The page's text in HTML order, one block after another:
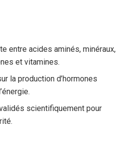
entre acides aminés, minéraux,
et vitamines.
la production d’hormones
scientifiquement pour